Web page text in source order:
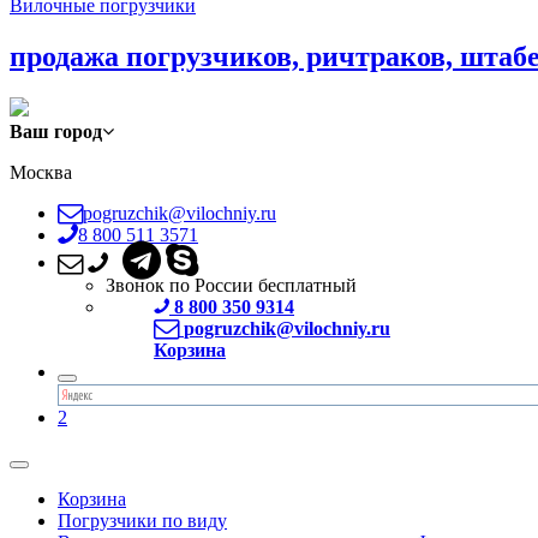
Вилочные погрузчики
продажа погрузчиков, ричтраков,
Ваш город
Москва
pogruzchik@vilochniy.ru
8 800 511 3571
Звонок по России бесплатный
8 800 350 9314
pogruzchik@vilochniy.ru
Корзина
2
Корзина
Погрузчики по виду